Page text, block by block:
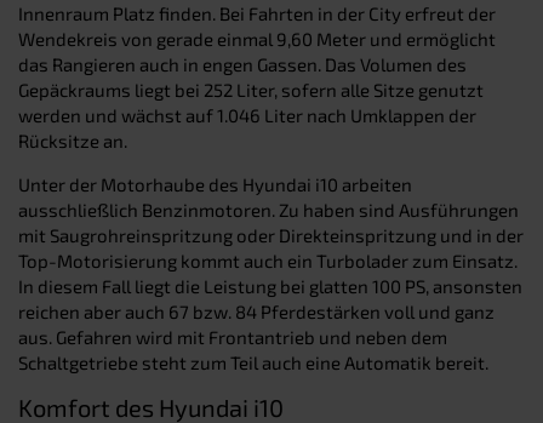
Innenraum Platz finden. Bei Fahrten in der City erfreut der
Wendekreis von gerade einmal 9,60 Meter und ermöglicht
das Rangieren auch in engen Gassen. Das Volumen des
Gepäckraums liegt bei 252 Liter, sofern alle Sitze genutzt
werden und wächst auf 1.046 Liter nach Umklappen der
Rücksitze an.
Unter der Motorhaube des Hyundai i10 arbeiten
ausschließlich Benzinmotoren. Zu haben sind Ausführungen
mit Saugrohreinspritzung oder Direkteinspritzung und in der
Top-Motorisierung kommt auch ein Turbolader zum Einsatz.
In diesem Fall liegt die Leistung bei glatten 100 PS, ansonsten
reichen aber auch 67 bzw. 84 Pferdestärken voll und ganz
aus. Gefahren wird mit Frontantrieb und neben dem
Schaltgetriebe steht zum Teil auch eine Automatik bereit.
Komfort des Hyundai i10